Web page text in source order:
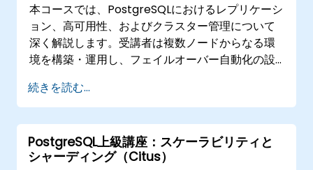
本コースでは、PostgreSQLにおけるレプリケーシ
ョン、高可用性、およびクラスター管理について
深く解説します。受講者は複数ノードからなる環
境を構築・運用し、フェイルオーバー自動化の設
ます。また、実際にレプリケーション実験および
障害時の復旧シミュレーションも行います。
続きを読む...
PostgreSQL上級講座：スケーラビリティと
シャーディング（Citus）